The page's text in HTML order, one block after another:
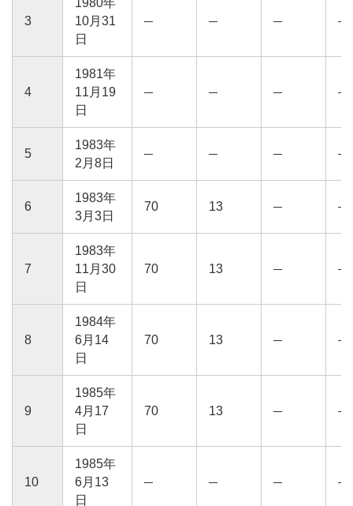
3
1980年
10月31
日
4
1981年
11月19
日
5
1983年
2月8日
6
1983年
3月3日
70 13
7
1983年
11月30
日
70 13
8
1984年
6月14
日
70 13
9
1985年
4月17
日
70 13
10
1985年
6月13
日